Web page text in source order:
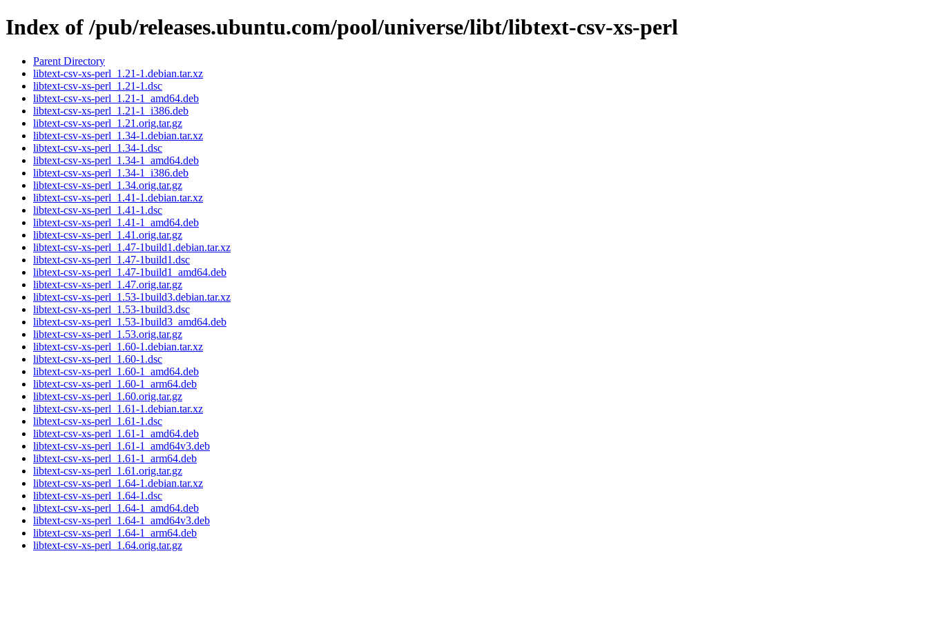
Index of /pub/releases.ubuntu.com/pool/universe/libt/libtext-csv-xs-perl
Parent Directory
libtext-csv-xs-perl_1.21-1.debian.tar.xz
libtext-csv-xs-perl_1.21-1.dsc
libtext-csv-xs-perl_1.21-1_amd64.deb
libtext-csv-xs-perl_1.21-1_i386.deb
libtext-csv-xs-perl_1.21.orig.tar.gz
libtext-csv-xs-perl_1.34-1.debian.tar.xz
libtext-csv-xs-perl_1.34-1.dsc
libtext-csv-xs-perl_1.34-1_amd64.deb
libtext-csv-xs-perl_1.34-1_i386.deb
libtext-csv-xs-perl_1.34.orig.tar.gz
libtext-csv-xs-perl_1.41-1.debian.tar.xz
libtext-csv-xs-perl_1.41-1.dsc
libtext-csv-xs-perl_1.41-1_amd64.deb
libtext-csv-xs-perl_1.41.orig.tar.gz
libtext-csv-xs-perl_1.47-1build1.debian.tar.xz
libtext-csv-xs-perl_1.47-1build1.dsc
libtext-csv-xs-perl_1.47-1build1_amd64.deb
libtext-csv-xs-perl_1.47.orig.tar.gz
libtext-csv-xs-perl_1.53-1build3.debian.tar.xz
libtext-csv-xs-perl_1.53-1build3.dsc
libtext-csv-xs-perl_1.53-1build3_amd64.deb
libtext-csv-xs-perl_1.53.orig.tar.gz
libtext-csv-xs-perl_1.60-1.debian.tar.xz
libtext-csv-xs-perl_1.60-1.dsc
libtext-csv-xs-perl_1.60-1_amd64.deb
libtext-csv-xs-perl_1.60-1_arm64.deb
libtext-csv-xs-perl_1.60.orig.tar.gz
libtext-csv-xs-perl_1.61-1.debian.tar.xz
libtext-csv-xs-perl_1.61-1.dsc
libtext-csv-xs-perl_1.61-1_amd64.deb
libtext-csv-xs-perl_1.61-1_amd64v3.deb
libtext-csv-xs-perl_1.61-1_arm64.deb
libtext-csv-xs-perl_1.61.orig.tar.gz
libtext-csv-xs-perl_1.64-1.debian.tar.xz
libtext-csv-xs-perl_1.64-1.dsc
libtext-csv-xs-perl_1.64-1_amd64.deb
libtext-csv-xs-perl_1.64-1_amd64v3.deb
libtext-csv-xs-perl_1.64-1_arm64.deb
libtext-csv-xs-perl_1.64.orig.tar.gz